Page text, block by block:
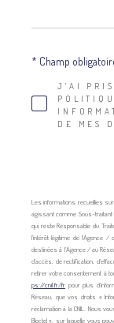
J'AI PRIS
DE MES
* Champ
Les informations recueillies
agissant comme Sous-traitant
qui reste Responsable du
l'intérêt légitime de l'Agence
destinées à l'Agence / au
d’accès, de rectification,
retirer votre consentement à
ps://cnil.fr/fr pour plus
Réseau, que vos droits «
réclamation à la CNIL. Nous
Bloctel », sur laquelle vous